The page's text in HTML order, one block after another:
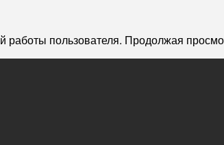
пользователя. Продолжая